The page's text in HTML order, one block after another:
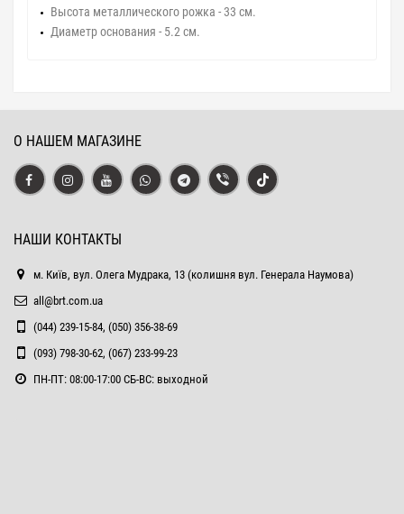
Высота металлического рожка - 33 см.
Диаметр основания - 5.2 см.
О НАШЕМ МАГАЗИНЕ
НАШИ КОНТАКТЫ
м. Київ, вул. Олега Мудрака, 13 (колишня вул. Генерала Наумова)
all@brt.com.ua
(044) 239-15-84, (050) 356-38-69
(093) 798-30-62, (067) 233-99-23
ПН-ПТ: 08:00-17:00 СБ-ВС: выходной